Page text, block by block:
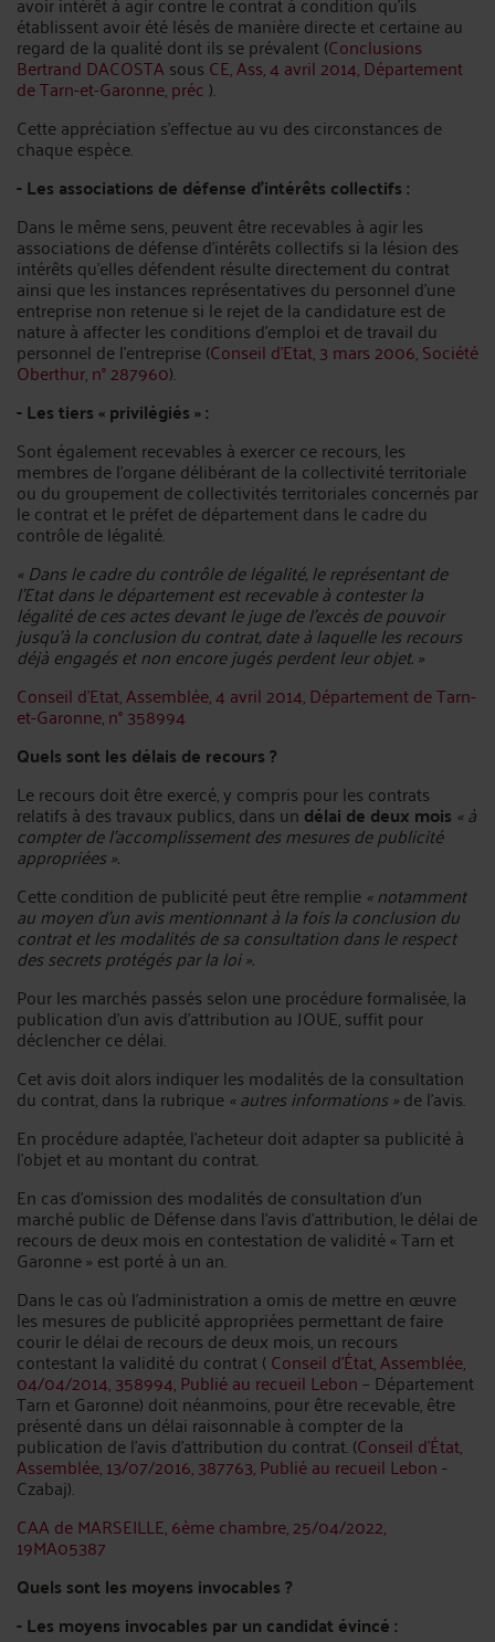
établissent avoir été lésés de manière directe et certaine au
regard de la qualité dont ils se prévalent (Conclusions
Bertrand DACOSTA sous CE, Ass, 4 avril 2014, Département
de Tarn-et-Garonne, préc ).
Cette appréciation s’effectue au vu des circonstances de
chaque espèce.
- Les associations de défense d’intérêts collectifs :
Dans le même sens, peuvent être recevables à agir les
associations de défense d’intérêts collectifs si la lésion des
intérêts qu’elles défendent résulte directement du contrat
ainsi que les instances représentatives du personnel d’une
entreprise non retenue si le rejet de la candidature est de
nature à affecter les conditions d’emploi et de travail du
personnel de l’entreprise (Conseil d’Etat, 3 mars 2006, Société
Oberthur, n° 287960).
- Les tiers « privilégiés » :
Sont également recevables à exercer ce recours, les
membres de l’organe délibérant de la collectivité territoriale
ou du groupement de collectivités territoriales concernés par
le contrat et le préfet de département dans le cadre du
contrôle de légalité.
« Dans le cadre du contrôle de légalité, le représentant de
l'Etat dans le département est recevable à contester la
légalité de ces actes devant le juge de l'excès de pouvoir
jusqu'à la conclusion du contrat, date à laquelle les recours
déjà engagés et non encore jugés perdent leur objet. »
Conseil d’Etat, Assemblée, 4 avril 2014, Département de Tarn-
et-Garonne, n° 358994
Quels sont les délais de recours ?
Le recours doit être exercé, y compris pour les contrats
relatifs à des travaux publics, dans undélai de deux mois « à
compter de l’accomplissement des mesures de publicité
appropriées ».
Cette condition de publicité peut être remplie« notamment
au moyen d’un avis mentionnant à la fois la conclusion du
contrat et les modalités de sa consultation dans le respect
des secrets protégés par la loi ».
Pour les marchés passés selon une procédure formalisée, la
publication d’un avis d’attribution au JOUE, suffit pour
déclencher ce délai.
Cet avis doit alors indiquer les modalités de la consultation
du contrat, dans la rubrique« autres informations »de l’avis.
En procédure adaptée, l’acheteur doit adapter sa publicité à
l’objet et au montant du contrat.
En cas d’omission des modalités de consultation d'un
marché public de Défense dans l’avis d’attribution, le délai de
recours de deux mois en contestation de validité « Tarn et
Garonne » est porté à un an.
Dans le cas où l'administration a omis de mettre en œuvre
les mesures de publicité appropriées permettant de faire
courir le délai de recours de deux mois, un recours
contestant la validité du contrat ( Conseil d'État, Assemblée,
04/04/2014, 358994, Publié au recueil Lebon– Département
Tarn et Garonne) doit néanmoins, pour être recevable, être
présenté dans un délai raisonnable à compter de la
publication de l'avis d'attribution du contrat. (Conseil d'État,
Assemblée, 13/07/2016, 387763, Publié au recueil Lebon-
Czabaj).
CAA de MARSEILLE, 6ème chambre, 25/04/2022,
19MA05387
Quels sont les moyens invocables ?
- Les moyens invocables par un candidat évincé :